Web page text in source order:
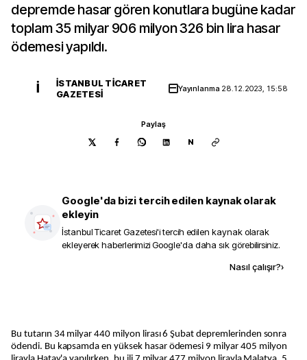
depremde hasar gören konutlara bugüne kadar
toplam 35 milyar 906 milyon 326 bin lira hasar
ödemesi yapıldı.
İ
İSTANBUL TICARET
GAZETESI
Yayınlanma 28.12.2023, 15:58
Paylaş
N
Google'da bizi tercih edilen kaynak olarak
ekleyin
İstanbul Ticaret Gazetesi'i tercih edilen kaynak olarak
ekleyerek haberlerimizi Google'da daha sık görebilirsiniz.
Nasıl çalışır?›
Bu tutarın 34 milyar 440 milyon lirası 6 Şubat depremlerinden sonra
ödendi. Bu kapsamda en yüksek hasar ödemesi 9 milyar 405 milyon